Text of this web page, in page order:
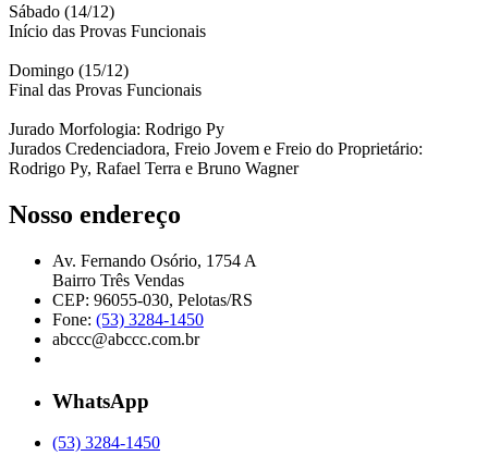
Sábado (14/12)
Início das Provas Funcionais
Domingo (15/12)
Final das Provas Funcionais
Jurado Morfologia: Rodrigo Py
Jurados Credenciadora, Freio Jovem e Freio do Proprietário:
Rodrigo Py, Rafael Terra e Bruno Wagner
Nosso endereço
Av. Fernando Osório, 1754 A
Bairro Três Vendas
CEP: 96055-030, Pelotas/RS
Fone: (53) 3284-1450
abccc@abccc.com.br
WhatsApp
(53) 3284-1450